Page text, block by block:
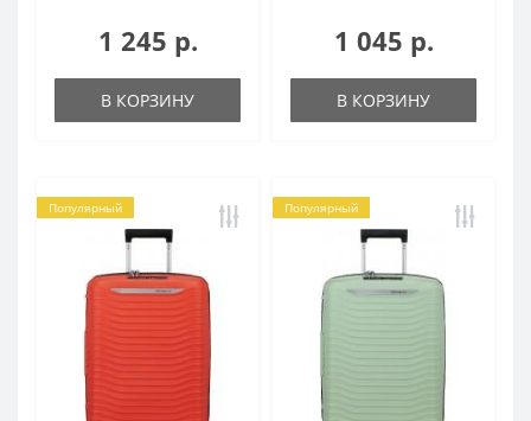
1 245 р.
В КОРЗИНУ
1 045 р.
В КОРЗИНУ
Популярный Популярный